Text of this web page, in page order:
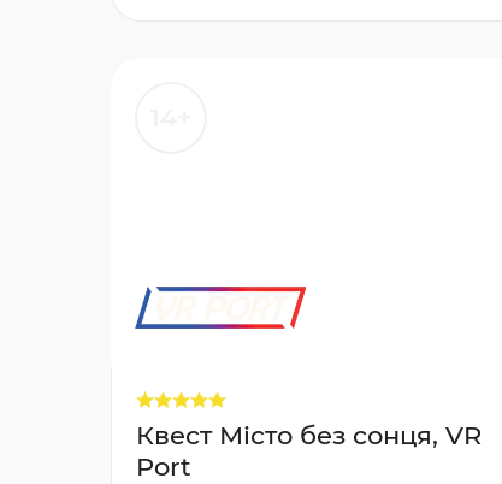
Квест Місто без сонця, VR
Port